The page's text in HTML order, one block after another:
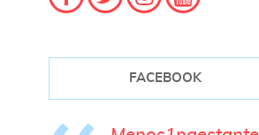
FACEBOOK